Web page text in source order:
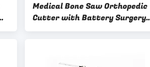
Medical Bone Saw Orthopedic
Cutter with Battery Surgery
Tool air Oscillating Saw